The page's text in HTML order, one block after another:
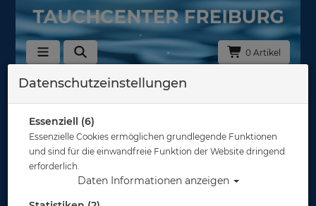
0 Artikel
Reklamationen
In dieser Ansicht sind keine Produkte verfügbar
Gut abgesichert?
Datenschutzeinstellungen
Essenziell (6)
Essenzielle Cookies ermöglichen grundlegende Funktionen
und sind für die einwandfreie Funktion der Website dringend
erforderlich.
Daten Informationen anzeigen